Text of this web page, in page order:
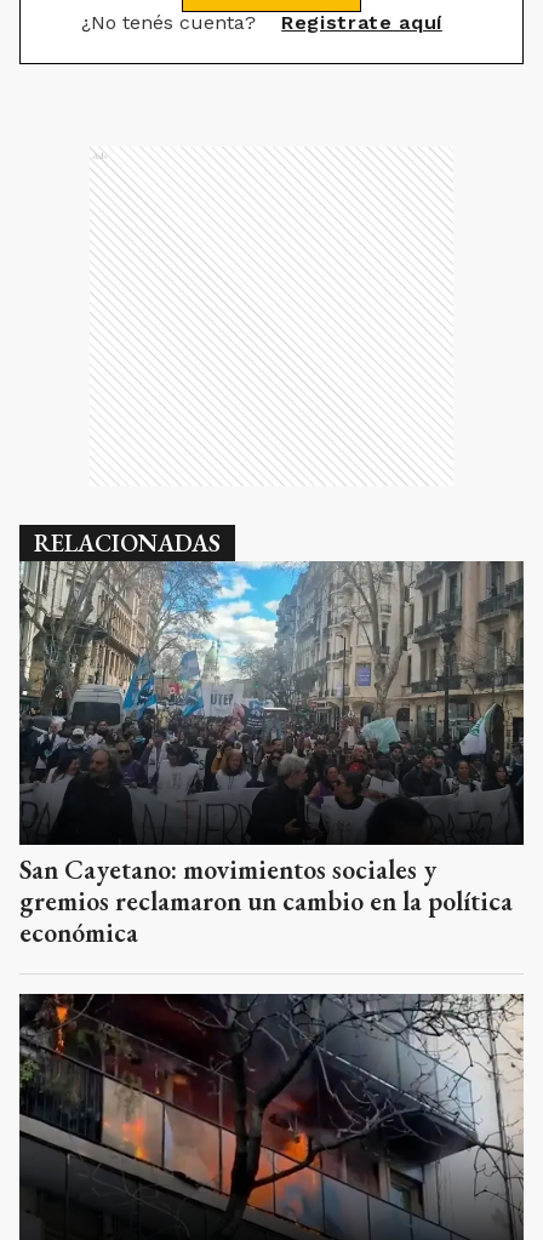
¿No tenés cuenta? Registrate aquí
Ads
RELACIONADAS
San Cayetano: movimientos sociales y
gremios reclamaron un cambio en la política
económica